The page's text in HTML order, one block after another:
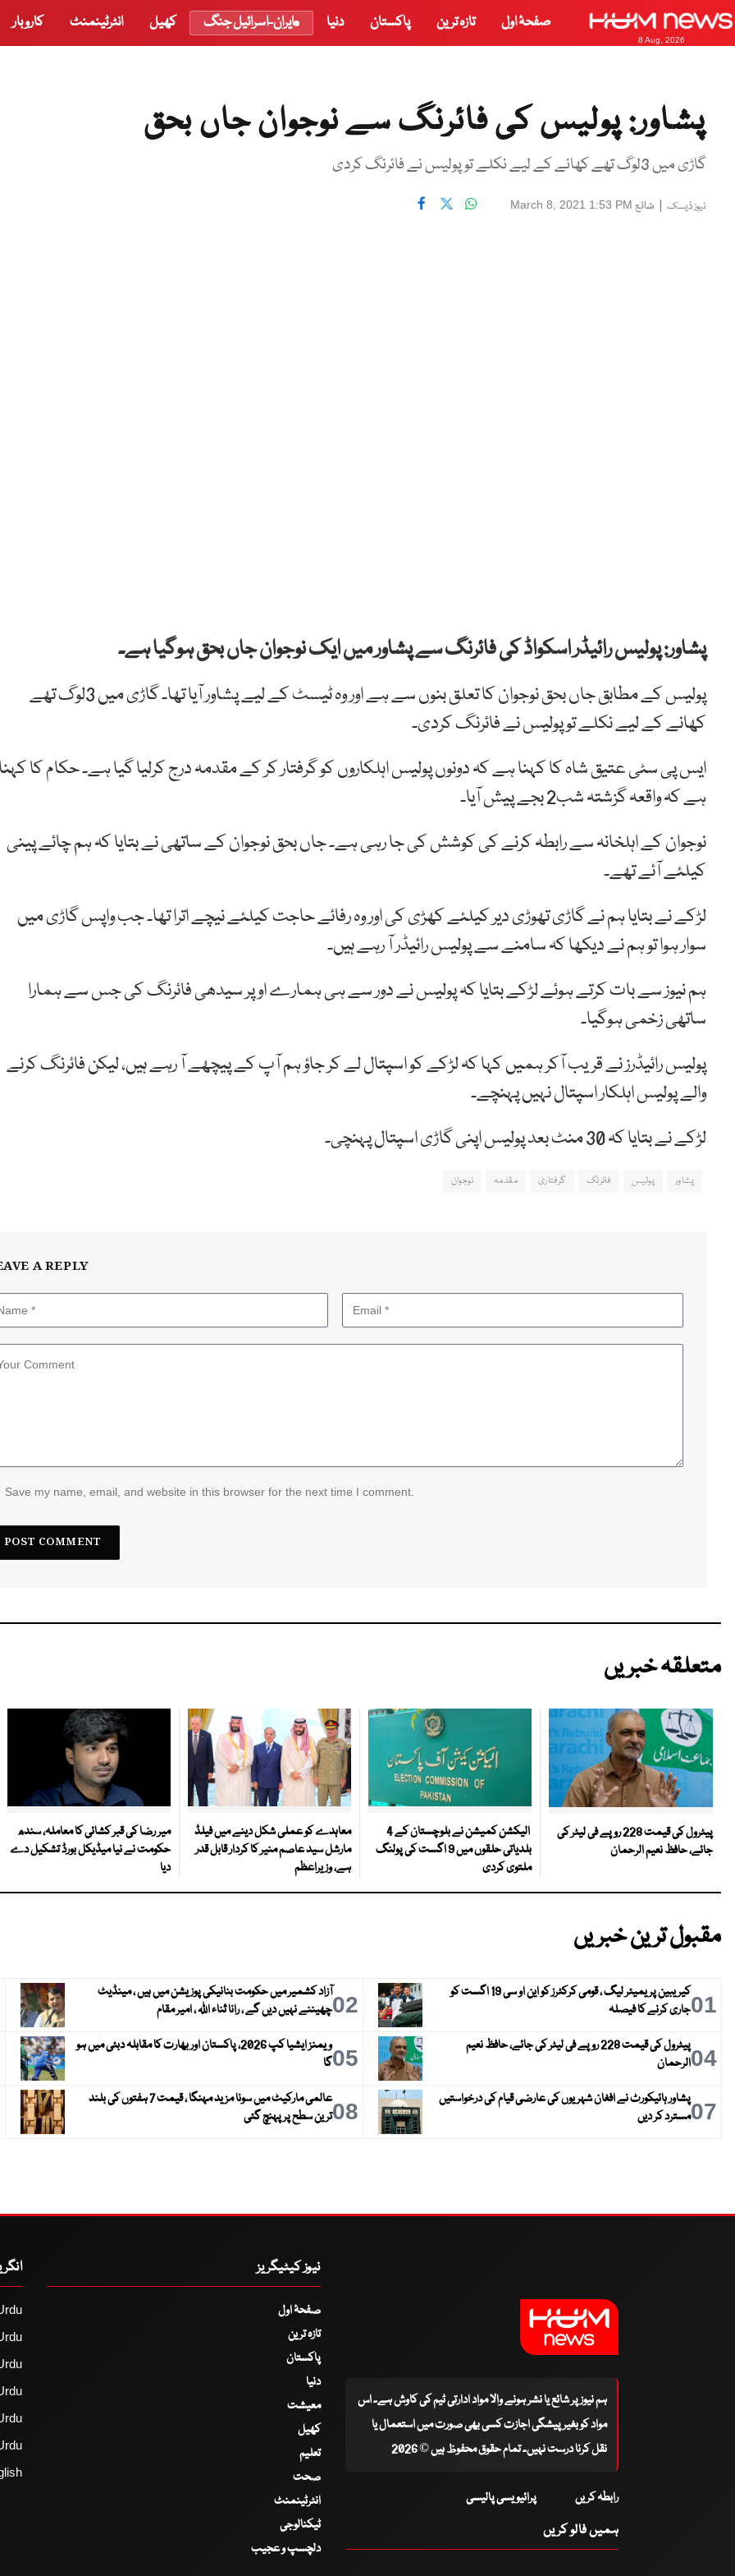
8 Aug, 2026
صفحۂ اول تازہ ترین پاکستان دنیا ایران-اسرائیل جنگ کھیل انٹرٹینمنٹ کاروبار
پشاور: پولیس کی فائرنگ سے نوجوان جاں بحق
گاڑی میں 3لوگ تھے کھانے کے لیے نکلے تو پولیس نے فائرنگ کردی
نیوز ڈیسک | شائع March 8, 2021 1:53 PM
پشاور: پولیس رائیڈر اسکواڈ کی فائرنگ سے پشاور میں ایک نوجوان جاں بحق ہوگیا ہے۔
پولیس کے مطابق جاں بحق نوجوان کا تعلق بنوں سے ہے اور وہ ٹیسٹ کے لیے پشاور آیا تھا۔ گاڑی میں 3لوگ تھے
کھانے کے لیے نکلے تو پولیس نے فائرنگ کردی۔
ایس پی سٹی عتیق شاہ کا کہنا ہے کہ دونوں پولیس اہلکاروں کو گرفتار کر کے مقدمہ درج کرلیا گیا ہے۔ حکام کا
ہے کہ واقعہ گزشتہ شب2 بجے پیش آیا۔
نوجوان کے اہلخانہ سے رابطہ کرنے کی کوشش کی جا رہی ہے۔ جاں بحق نوجوان کے ساتھی نے بتایا کہ ہم چائے پینی
کیلئے آئے تھے۔
لڑکے نے بتایا ہم نے گاڑی تھوڑی دیر کیلئے کھڑی کی اور وہ رفائے حاجت کیلئے نیچے اترا تھا۔ جب واپس گاڑی میں
سوار ہوا تو ہم نے دیکھا کہ سامنے سے پولیس رائیڈر آ رہے ہیں۔
ہم نیوز سے بات کرتے ہوئے لڑکے بتایا کہ پولیس نے دور سے ہی ہمارے اوپر سیدھی فائرنگ کی جس سے ہمارا
ساتھی زخمی ہوگیا۔
پولیس رائیڈرز نے قریب آکر ہمیں کہا کہ لڑکے کو اسپتال لے کر جاؤ ہم آپ کے پیچھے آ رہے ہیں، لیکن فائرنگ کرنے
والے پولیس اہلکار اسپتال نہیں پہنچے۔
لڑکے نے بتایا کہ 30 منٹ بعد پولیس اپنی گاڑی اسپتال پہنچی۔
پشاور پولیس فائرنگ گرفتاری مقدمہ نوجوان
A REPLY
Save my name, email, and website in this browser for the next time I comment.
متعلقہ خبریں
پیٹرول کی قیمت 228 روپے فی لیٹر کی
جائے، حافظ نعیم الرحمان
الیکشن کمیشن نے بلوچستان کے 4
بلدیاتی حلقوں میں 9 اگست کی پولنگ
ملتوی کردی
معاہدے کو عملی شکل دینے میں فیلڈ
مارشل سید عاصم منیر کا کردار قابل قدر
ہے، وزیراعظم
میر رضا کی قبر کشائی کا معاملہ، سندھ
حکومت نے نیا میڈیکل بورڈ تشکیل دے
دیا
مقبول ترین خبریں
01
کیریبین پریمیئر لیگ ، قومی کرکٹرز کو این او سی 19 اگست کو
جاری کرنے کا فیصلہ
02آزاد کشمیر میں حکومت بنانیکی پوزیشن میں ہیں ، مینڈیٹ
چھیننے نہیں دیں گے ، رانا ثناء اللہ ، امیر مقام
04
پیٹرول کی قیمت 228 روپے فی لیٹر کی جائے، حافظ نعیم
الرحمان
05
ویمنز ایشیا کپ 2026، پاکستان اور بھارت کا مقابلہ دبئی میں ہو
گا
07پشاور ہائیکورٹ نے افغان شہریوں کی عارضی قیام کی درخواستیں
مسترد کر دیں
08
عالمی مارکیٹ میں سونا مزید مہنگا ، قیمت 7 ہفتوں کی بلند
ترین سطح پر پہنچ گئی
ہم نیوز پر شائع یا نشر ہونے والا مواد ادارتی ٹیم کی کاوش ہے۔ اس
مواد کو بغیر پیشگی اجازت کسی بھی صورت میں استعمال یا
نقل کرنا درست نہیں۔ تمام حقوق محفوظ ہیں © 2026
رابطہ کریں پرائیویسی پالیسی
ہمیں فالو کریں
نیوز کیٹیگریز
صفحۂ اول
تازہ ترین
پاکستان
دنیا
معیشت
کھیل
تعلیم
صحت
انٹرٹینمنٹ
ٹیکنالوجی
دلچسپ و عجیب